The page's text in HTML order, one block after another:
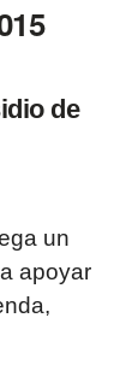
de
un
apoyar